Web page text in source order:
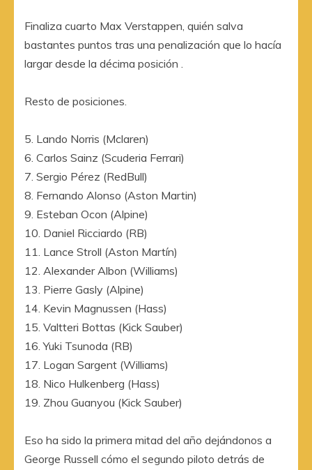
Finaliza cuarto Max Verstappen, quién salva
bastantes puntos tras una penalización que lo hacía
largar desde la décima posición .
Resto de posiciones.
5. Lando Norris (Mclaren)
6. Carlos Sainz (Scuderia Ferrari)
7. Sergio Pérez (RedBull)
8. Fernando Alonso (Aston Martin)
9. Esteban Ocon (Alpine)
10. Daniel Ricciardo (RB)
11. Lance Stroll (Aston Martín)
12. Alexander Albon (Williams)
13. Pierre Gasly (Alpine)
14. Kevin Magnussen (Hass)
15. Valtteri Bottas (Kick Sauber)
16. Yuki Tsunoda (RB)
17. Logan Sargent (Williams)
18. Nico Hulkenberg (Hass)
19. Zhou Guanyou (Kick Sauber)
Eso ha sido la primera mitad del año dejándonos a
George Russell cómo el segundo piloto detrás de